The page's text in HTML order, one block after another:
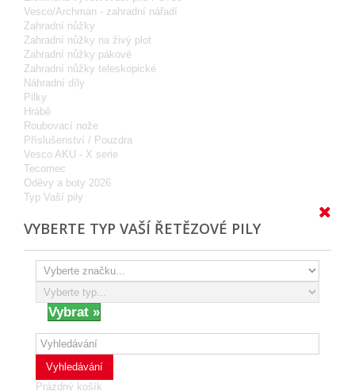
Vesco/Archman - zahradní nářadí
Zahradní nůžky
Zahradní nůžky na živý plot
Zahradní nůžky pákové
Zahradní nůžky teleskopické
Náhradní díly
Pilky
Hrábě
Roubovací nože
Příslušenství / Pouzdra
Vesco AKU - X serie
Tecomec
Oděvy a boty 2026
Typ Vaší pily
VYBERTE TYP VAŠÍ ŘETĚZOVÉ PILY
Vyhledávání
Prázdný košík